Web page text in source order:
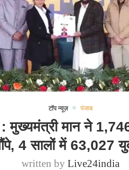
टॉप न्यूज़ पंजाब
मान ने
4 सालों में 63,027
written byLive24india